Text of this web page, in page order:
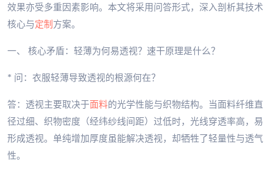
效果亦受多重因素影响。本文将采用问答形式，深入剖析其技术
核心与定制方案。
一、 核心矛盾：轻薄为何易透视？速干原理是什么？
* 问：衣服轻薄导致透视的根源何在？
答：透视主要取决于面料的光学性能与织物结构。当面料纤维直
径过细、织物密度（经纬纱线间距）过低时，光线穿透率高，易
形成透视。单纯增加厚度虽能解决透视，却牺牲了轻量性与透气
性。